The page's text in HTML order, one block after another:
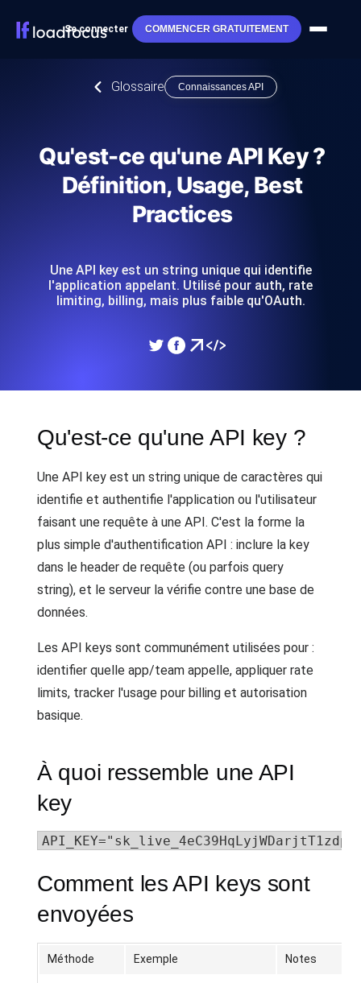
Se connecter COMMENCER GRATUITEMENT
Glossaire Connaissances API
Qu'est-ce qu'une API Key ?
Définition, Usage, Best
Practices
Une API key est un string unique qui identifie
l'application appelant. Utilisé pour auth, rate
limiting, billing, mais plus faible qu'OAuth.
Qu'est-ce qu'une API key ?
Une API key est un string unique de caractères qui
identifie et authentifie l'application ou l'utilisateur
faisant une requête à une API. C'est la forme la
plus simple d'authentification API : inclure la key
dans le header de requête (ou parfois query
string), et le serveur la vérifie contre une base de
données.
Les API keys sont communément utilisées pour :
identifier quelle app/team appelle, appliquer rate
limits, tracker l'usage pour billing et autorisation
basique.
À quoi ressemble une API
key
Comment les API keys sont
envoyées
Méthode Exemple Notes